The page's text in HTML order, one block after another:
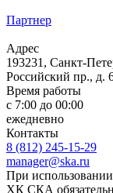
Партнер
Адрес
193231, Санкт-
Российский пр., д.
Время работы
с 7:00 до 00:00
ежедневно
Контакты
8 (812) 245-15-29
manager@ska.ru
При
ХК СКА